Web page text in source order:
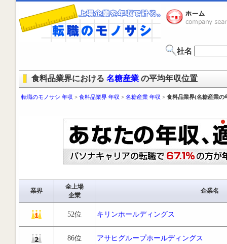
社名
食料品業界における 名糖産業 の平均年収位置
転職のモノサシ 年収 > 食料品業界 年収 > 名糖産業 年収 > 食料品業界(名糖産業の
業界
全上場
企業
企業名
52位 キリンホールディングス
86位 アサヒグループホールディングス